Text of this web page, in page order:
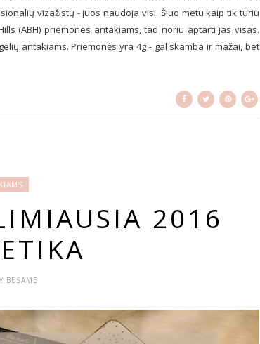
vizažistų - juos naudoja visi. Šiuo metu kaip tik turiu
(ABH) priemones antakiams, tad noriu aptarti jas visas.
antakiams. Priemonės yra 4g - gal skamba ir mažai, bet
2016
BESAME